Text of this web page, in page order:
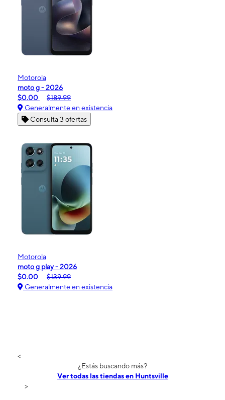
Motorola
moto g - 2026
$0.00
$189.99
Generalmente en existencia
Consulta 3 ofertas
Motorola
moto g play - 2026
$0.00
$139.99
Generalmente en existencia
<
¿Estás buscando más?
Ver todas las tiendas en Huntsville
>